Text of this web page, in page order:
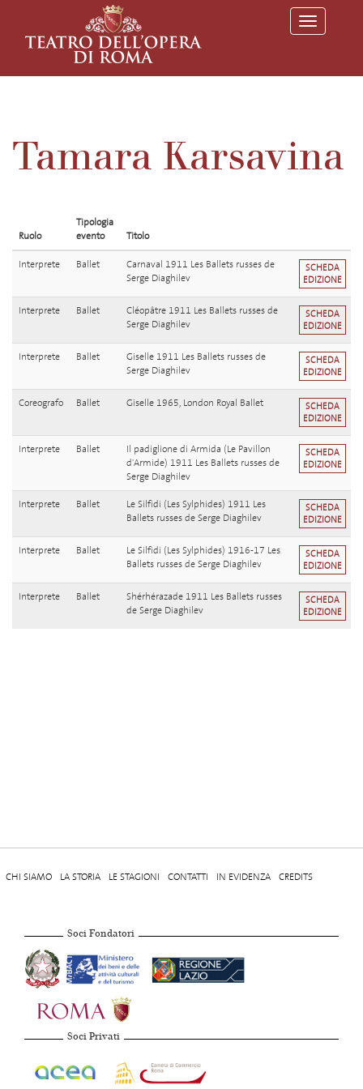
T
o
l
g
a
Tamara Karsavina
Ruolo
Tipologia
evento
Titolo
Interprete Ballet
Carnaval 1911 Les Ballets russes de
Serge Diaghilev
SCHEDA
EDIZIONE
Interprete Ballet
Cléopâtre 1911 Les Ballets russes de
Serge Diaghilev
SCHEDA
EDIZIONE
Interprete Ballet
Giselle 1911 Les Ballets russes de
Serge Diaghilev
SCHEDA
EDIZIONE
Coreografo Ballet Giselle 1965, London Royal Ballet
SCHEDA
EDIZIONE
Interprete Ballet
Il padiglione di Armida (Le Pavillon
d'Armide) 1911 Les Ballets russes de
Serge Diaghilev
SCHEDA
EDIZIONE
Interprete Ballet
Le Silfidi (Les Sylphides) 1911 Les
Ballets russes de Serge Diaghilev
SCHEDA
EDIZIONE
Interprete Ballet
Le Silfidi (Les Sylphides) 1916-17 Les
Ballets russes de Serge Diaghilev
SCHEDA
EDIZIONE
Interprete Ballet
Shérhérazade 1911 Les Ballets russes
de Serge Diaghilev
SCHEDA
EDIZIONE
CHI SIAMO LA STORIA LE STAGIONI CONTATTI IN EVIDENZA CREDITS
Soci Fondatori
Soci Privati